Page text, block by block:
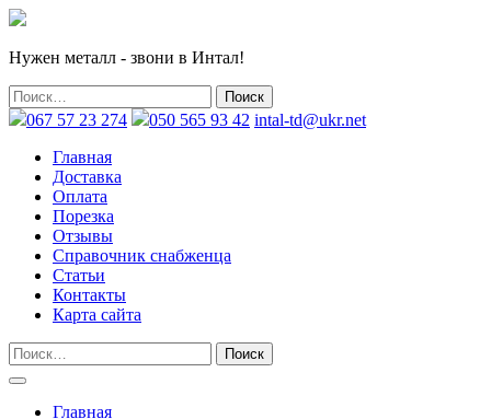
Нужен металл - звони в Интал!
067 57 23 274 050 565 93 42 intal-td@ukr.net
Главная
Доставка
Оплата
Порезка
Отзывы
Справочник снабженца
Статьи
Контакты
Карта сайта
Главная